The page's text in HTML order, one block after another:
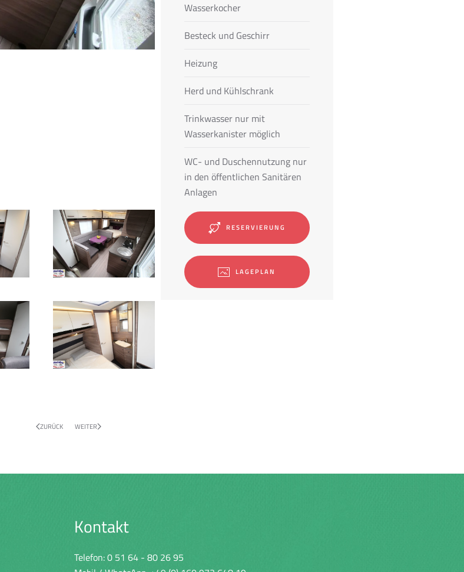
Wasserkocher
Besteck und Geschirr
Heizung
Herd und Kühlschrank
Trinkwasser nur mit
Wasserkanister möglich
WC- und Duschennutzung nur
in den öffentlichen Sanitären
Anlagen
RESERVIERUNG
LAGEPLAN
ZURÜCK WEITER
Kontakt
Telefon:0 51 64 - 80 26 95